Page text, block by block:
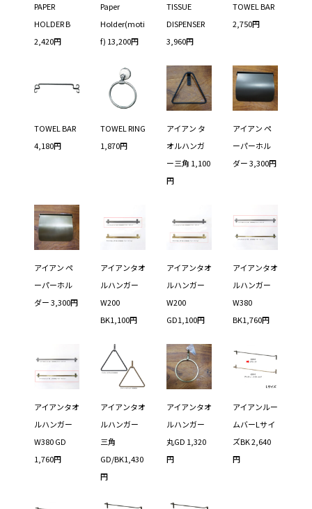
PAPER
HOLDER B
2,420円
Paper
Holder(moti
f) 13,200円
TISSUE
DISPENSER
3,960円
TOWEL BAR
2,750円
TOWEL BAR
4,180円
TOWEL RING
1,870円
アイアン タ
オルハンガ
ー三角 1,100
円
アイアン ペ
ーパーホル
ダー 3,300円
アイアン ペ
ーパーホル
ダー 3,300円
アイアンタオ
ルハンガー
W200
BK1,100円
アイアンタオ
ルハンガー
W200
GD1,100円
アイアンタオ
ルハンガー
W380
BK1,760円
アイアンタオ
ルハンガー
W380 GD
1,760円
アイアンタオ
ルハンガー
三角
GD/BK1,430
円
アイアンタオ
ルハンガー
丸GD 1,320
円
アイアンルー
ムバーLサイ
ズBK 2,640
円